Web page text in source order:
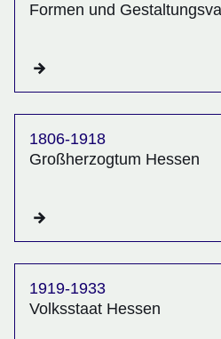
Formen und
1806-1918
Großherzogtum Hessen
1919-1933
Volksstaat Hessen